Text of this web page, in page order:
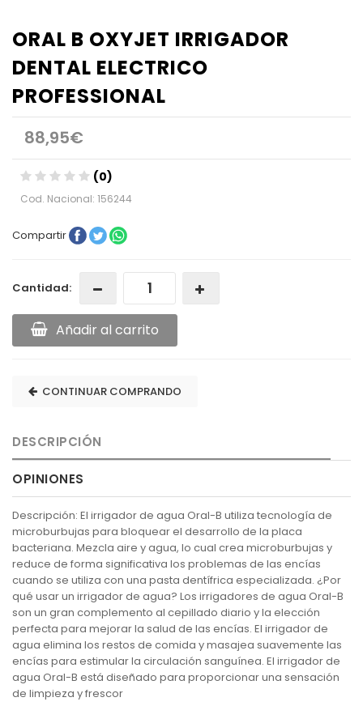
ORAL B OXYJET IRRIGADOR
DENTAL ELECTRICO
PROFESSIONAL
88,95€
(0)
Cod. Nacional: 156244
Compartir
Cantidad:
Añadir al carrito
CONTINUAR COMPRANDO
DESCRIPCIÓN
OPINIONES
Descripción: El irrigador de agua Oral-B utiliza tecnología de
microburbujas para bloquear el desarrollo de la placa
bacteriana. Mezcla aire y agua, lo cual crea microburbujas y
reduce de forma significativa los problemas de las encías
cuando se utiliza con una pasta dentífrica especializada. ¿Por
qué usar un irrigador de agua? Los irrigadores de agua Oral-B
son un gran complemento al cepillado diario y la elección
perfecta para mejorar la salud de las encías. El irrigador de
agua elimina los restos de comida y masajea suavemente las
encías para estimular la circulación sanguínea. El irrigador de
agua Oral-B está diseñado para proporcionar una sensación
de limpieza y frescor